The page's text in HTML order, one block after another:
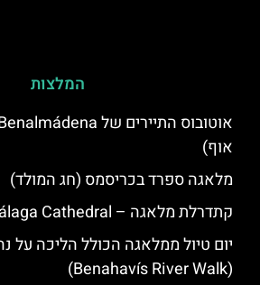
המלצות
אוף)
מלאגה ספרד בכריסמס (חג המולד)
קתדרלת מלאגה – Málaga Cathedral
יום טיול ממלאגה הכולל הליכה על
(Benahavís River Walk)